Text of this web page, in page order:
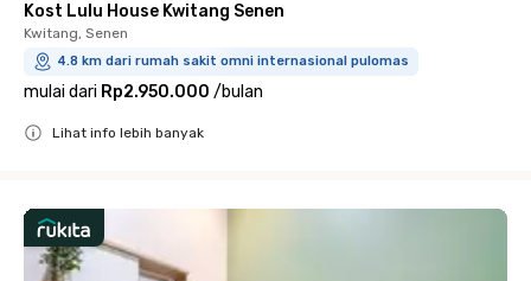
Kost Lulu House Kwitang Senen
Kwitang, Senen
4.8 km dari rumah sakit omni internasional pulomas
mulai dari Rp2.950.000 /bulan
Lihat info lebih banyak